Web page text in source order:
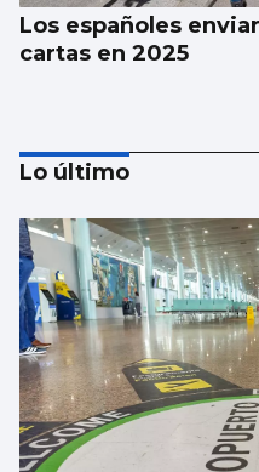
Los españoles
cartas en 2025
La estadística
el día del eclipse
Lo último